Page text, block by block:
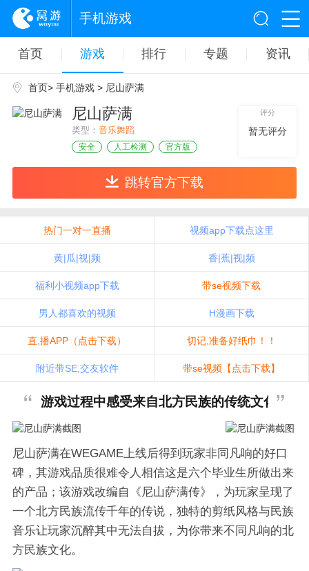
手机游戏
首页 游戏 排行 专题 资讯
首页> 手机游戏> 尼山萨满
尼山萨满
类型： 音乐舞蹈
安全 人工检测 官方版
评分
暂无评分
跳转官方下载
热门一对一直播 视频app下载点这里
黄|瓜|视|频 香|蕉|视|频
福利小视频app下载 带se视频下载
男人都喜欢的视频 H漫画下载
直,播APP（点击下载） 切记,准备好纸巾！！
附近带SE,交友软件 带se视频【点击下载】
游戏过程中感受来自北方民族的传统文化底蕴
尼山萨满在WEGAME上线后得到玩家非同凡响的好口
碑，其游戏品质很难令人相信这是六个毕业生所做出来
的产品；该游戏改编自《尼山萨满传》，为玩家呈现了
一个北方民族流传千年的传说，独特的剪纸风格与民族
音乐让玩家沉醉其中无法自拔，为你带来不同凡响的北
方民族文化。